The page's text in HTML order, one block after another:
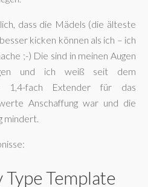
dass die Mädels (die älteste
kicken können als ich – ich
;-) Die sind in meinen Augen
und ich weiß seit dem
1,4-fach Extender für das
Anschaffung war und die
mindert.
Template